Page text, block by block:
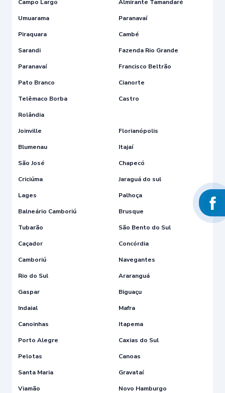
Campo Largo
Almirante Tamandaré
Umuarama
Paranavaí
Piraquara
Cambé
Sarandi
Fazenda Rio Grande
Paranavaí
Francisco Beltrão
Pato Branco
Cianorte
Telêmaco Borba
Castro
Rolândia
Joinville
Florianópolis
Blumenau
Itajaí
São José
Chapecó
Criciúma
Jaraguá do sul
Lages
Palhoça
Balneário Camboriú
Brusque
Tubarão
São Bento do Sul
Caçador
Concórdia
Camboriú
Navegantes
Rio do Sul
Araranguá
Gaspar
Biguaçu
Indaial
Mafra
Canoinhas
Itapema
Porto Alegre
Caxias do Sul
Pelotas
Canoas
Santa Maria
Gravataí
Viamão
Novo Hamburgo